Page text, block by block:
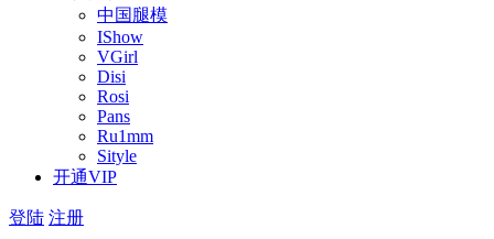
中国腿模
IShow
VGirl
Disi
Rosi
Pans
Ru1mm
Sityle
开通VIP
登陆 注册